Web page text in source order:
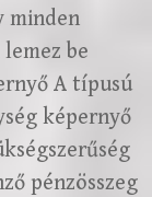
minden
be
A típusú
képernyő
pénzösszeg